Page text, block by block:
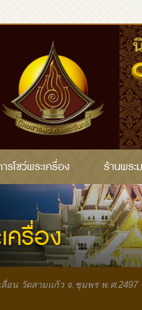
รโชว์พระเครื่อง ร้านพระ
ครื่อง
ลื่อน วัดสามแก้ว จ.ชุมพร พ.ศ.2497